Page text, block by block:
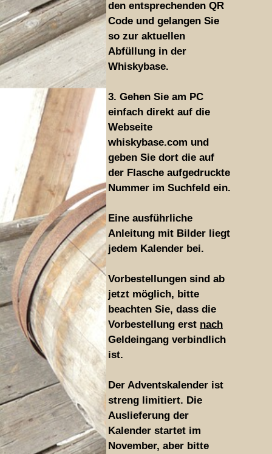
den entsprechenden QR
Code und gelangen Sie
so zur aktuellen
Abfüllung in der
Whiskybase.
3. Gehen Sie am PC
einfach direkt auf die
Webseite
whiskybase.com und
geben Sie dort die auf
der Flasche aufgedruckte
Nummer im Suchfeld ein.
Eine ausführliche
Anleitung mit Bilder liegt
jedem Kalender bei.
Vorbestellungen sind ab
jetzt möglich, bitte
beachten Sie, dass die
Vorbestellung erst nach
Geldeingang verbindlich
ist.
Der Adventskalender ist
streng limitiert. Die
Auslieferung der
Kalender startet im
November, aber bitte